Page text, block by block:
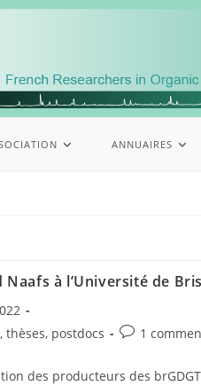
ANNUAIRES
à l’Université de
postdocs 1
des producteurs des